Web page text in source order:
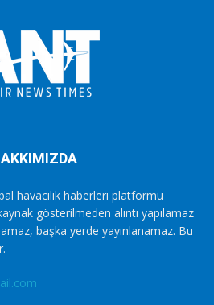
havacılık haberleri platformu
gösterilmeden alıntı yapılamaz
başka yerde yayınlanamaz. Bu